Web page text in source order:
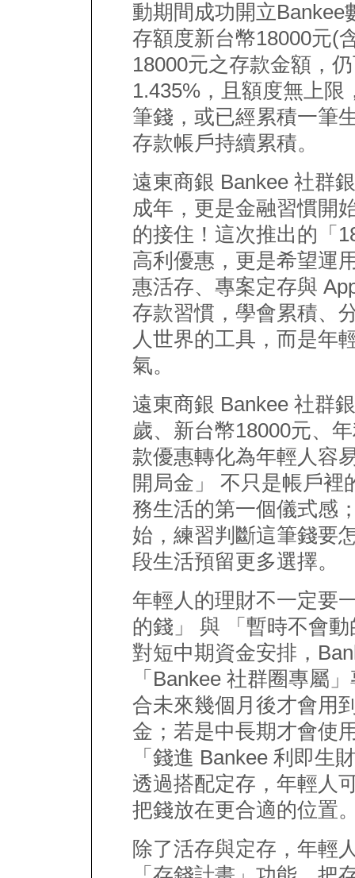
動期間成功開立Bankee
存額度新台幣18000元(
18000元之存款金額，
1.435%，且額度無上
筆錢，或已經累積一筆
存款帳戶持續累積。
遠東商銀 Bankee 社群
成年，更是金融習慣開
的接住！這次推出的「
高利優惠，更是希望運
惠活存、專案定存與
存款習慣，學會累積、
人世界的工具，而是年
氣。
遠東商銀 Bankee 社群
歲、新台幣18000元、
款優惠轉化為年輕人容
開局金」 不只是帳戶裡
務生活的第一個儀式感
始，練習判斷這筆錢要
段生活預留更多選擇。
年輕人的理財不一定要
的錢」 與 「暫時不會
對短中期資金安排，
「Bankee 社群圈專屬
合未來幾個月後才會用
金；若是中長期才會使
「錢進 Bankee 利即生
透過搭配定存，年輕人
把錢放在更合適的位置
除了活存與定存，年輕